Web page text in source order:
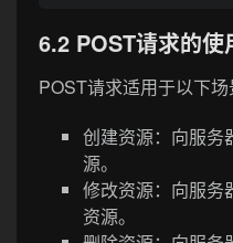
6.2 POST请求的使
POST请求适用于以下场
创建资源：向服务
源。
修改资源：向服务
资源。